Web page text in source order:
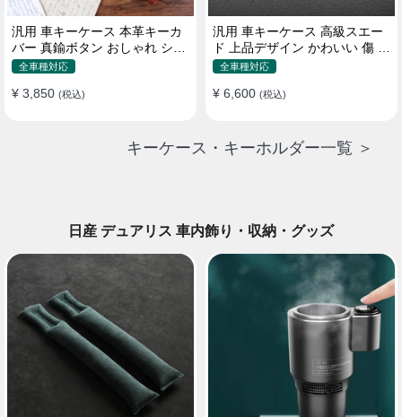
汎用 車キーケース 本革キーカ
バー 真鍮ボタン おしゃれ シン
プルデザイン
全車種対応
¥ 3,850 (税込)
汎用 車キーケース 高級スエー
ド 上品デザイン かわいい 傷 汚
れ防止 高級 オシャレ キーホル
全車種対応
¥ 6,600 (税込)
キーケース・キーホルダー一覧 ＞
日産 デュアリス 車内飾り・収納・グッズ